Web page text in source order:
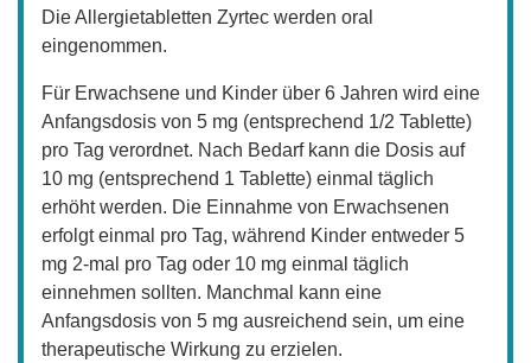
Die Allergietabletten Zyrtec werden oral
eingenommen.
Für Erwachsene und Kinder über 6 Jahren wird eine
Anfangsdosis von 5 mg (entsprechend 1/2 Tablette)
pro Tag verordnet. Nach Bedarf kann die Dosis auf
10 mg (entsprechend 1 Tablette) einmal täglich
erhöht werden. Die Einnahme von Erwachsenen
erfolgt einmal pro Tag, während Kinder entweder 5
mg 2-mal pro Tag oder 10 mg einmal täglich
einnehmen sollten. Manchmal kann eine
Anfangsdosis von 5 mg ausreichend sein, um eine
therapeutische Wirkung zu erzielen.